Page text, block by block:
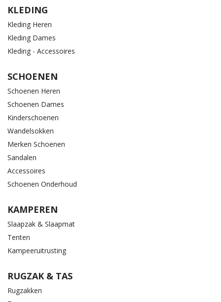
KLEDING
Kleding Heren
Kleding Dames
Kleding - Accessoires
SCHOENEN
Schoenen Heren
Schoenen Dames
Kinderschoenen
Wandelsokken
Merken Schoenen
Sandalen
Accessoires
Schoenen Onderhoud
KAMPEREN
Slaapzak & Slaapmat
Tenten
Kampeeruitrusting
RUGZAK & TAS
Rugzakken